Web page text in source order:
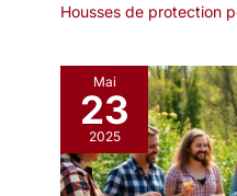
Housses de protection
Mai
23
2025